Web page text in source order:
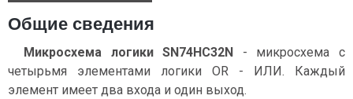
Общие сведения
Микросхема логики SN74HC32N - микросхема с
четырьмя элементами логики OR - ИЛИ. Каждый
элемент имеет два входа и один выход.